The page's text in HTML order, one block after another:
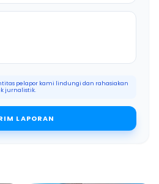
pelapor kami lindungi dan rahasiakan
jurnalistik.
LAPORAN